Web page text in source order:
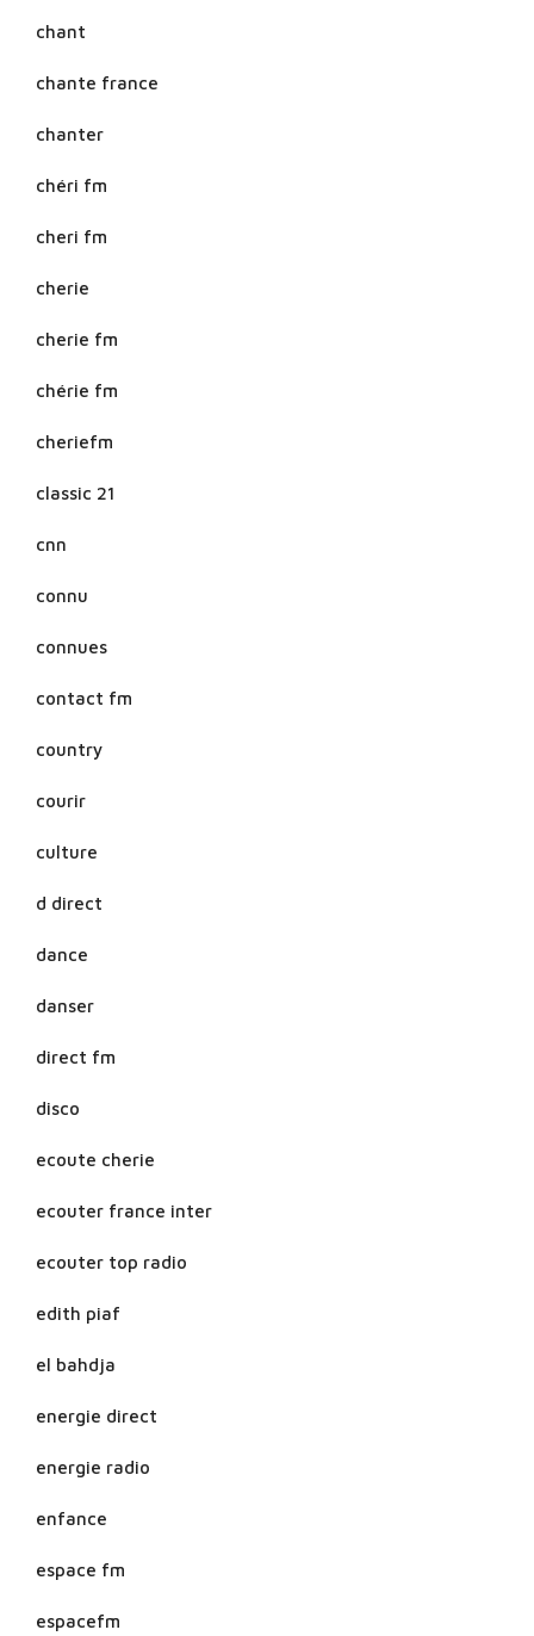
chant
chante france
chanter
chéri fm
cheri fm
cherie
cherie fm
chérie fm
cheriefm
classic 21
cnn
connu
connues
contact fm
country
courir
culture
d direct
dance
danser
direct fm
disco
ecoute cherie
ecouter france inter
ecouter top radio
edith piaf
el bahdja
energie direct
energie radio
enfance
espace fm
espacefm